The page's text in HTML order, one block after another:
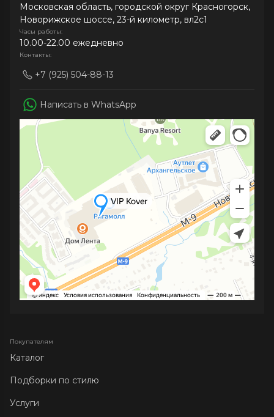
Московская область, городской округ Красногорск,
Новорижское шоссе, 23-й километр, вл2с1
Часы работы:
10.00-22.00 ежедневно
Контакты:
+7 (925) 504-88-13
Написать в WhatsApp
Покупателям
Каталог
Подборки по стилю
Услуги